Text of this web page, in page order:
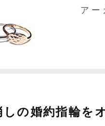
アー
しの婚約指輪を